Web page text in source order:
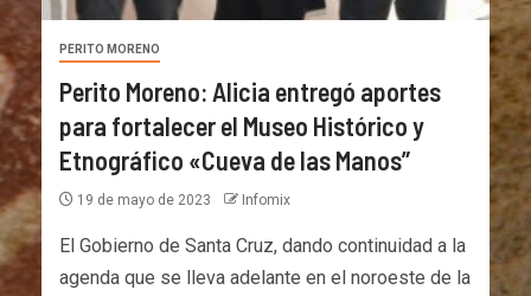
PERITO MORENO
Perito Moreno: Alicia entregó aportes
para fortalecer el Museo Histórico y
Etnográfico «Cueva de las Manos”
19 de mayo de 2023 Infomix
El Gobierno de Santa Cruz, dando continuidad a la
agenda que se lleva adelante en el noroeste de la